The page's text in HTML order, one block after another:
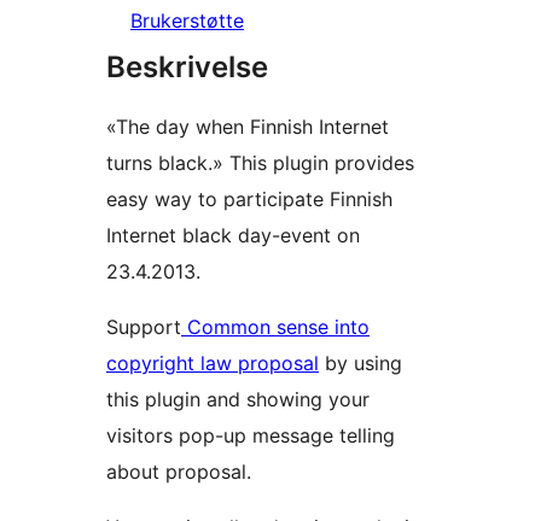
Brukerstøtte
Beskrivelse
«The day when Finnish Internet
turns black.» This plugin provides
easy way to participate Finnish
Internet black day-event on
23.4.2013.
Support Common sense into
copyright law proposal by using
this plugin and showing your
visitors pop-up message telling
about proposal.